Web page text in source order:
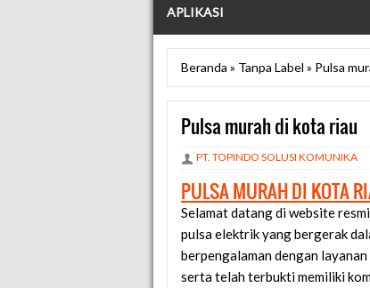
APLIKASI
Beranda » Tanpa Label » Pulsa
Pulsa murah di kota riau
PT. TOPINDO SOLUSI KOMUNIKA
PULSA MURAH DI KOTA
Selamat datang di website resmi
pulsa elektrik yang bergerak
berpengalaman dengan
serta telah terbukti memiliki